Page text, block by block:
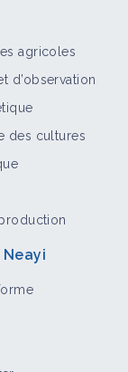
Ivraie raide
Vulpin des champs
agricoles
d’observation
des cultures
Neayi